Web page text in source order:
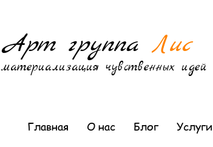
Арт группа Лис
материализация чувственных идей
Главная О нас Блог Услуги